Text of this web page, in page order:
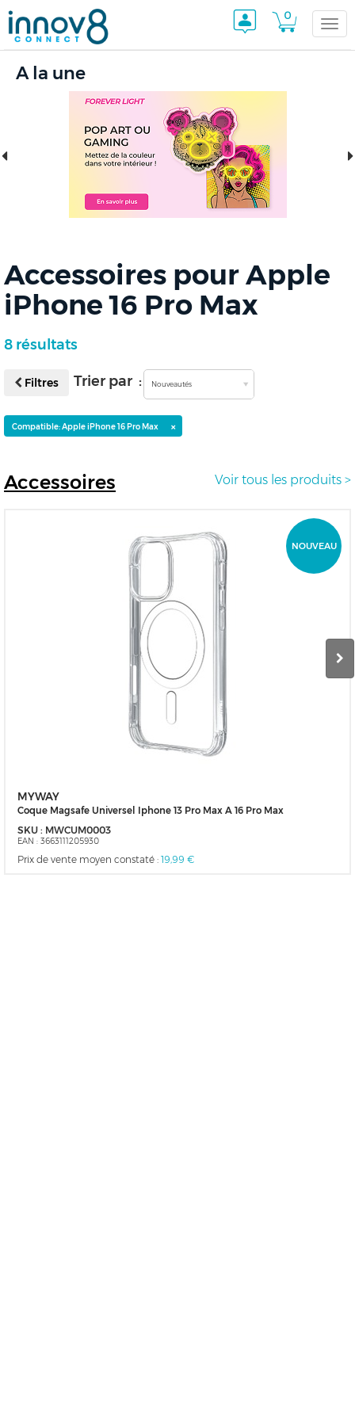
0
A la une
Accessoires pour Apple
iPhone 16 Pro Max
8 résultats
Filtres Trier par : Nouveautés
Compatible: Apple iPhone 16 Pro Max ×
Voir tous les produits >
Accessoires
NOUVEAU
MYWAY
Coque Magsafe Universel Iphone 13 Pro Max A 16 Pro Max
SKU : MWCUM0003
EAN : 3663111205930
Prix de vente moyen constaté : 19,99 €